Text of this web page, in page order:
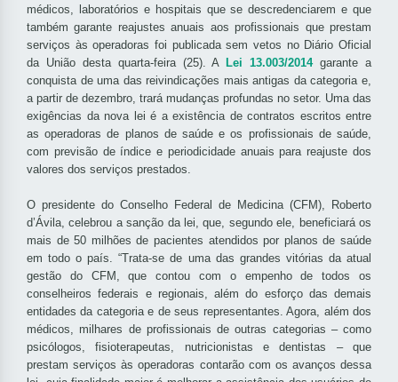
médicos, laboratórios e hospitais que se descredenciarem e que
também garante reajustes anuais aos profissionais que prestam
serviços às operadoras foi publicada sem vetos no Diário Oficial
da União desta quarta-feira (25). A Lei 13.003/2014garante a
conquista de uma das reivindicações mais antigas da categoria e,
a partir de dezembro, trará mudanças profundas no setor. Uma das
exigências da nova lei é a existência de contratos escritos entre
as operadoras de planos de saúde e os profissionais de saúde,
com previsão de índice e periodicidade anuais para reajuste dos
valores dos serviços prestados.
O presidente do Conselho Federal de Medicina (CFM), Roberto
d’Ávila, celebrou a sanção da lei, que, segundo ele, beneficiará os
mais de 50 milhões de pacientes atendidos por planos de saúde
em todo o país. “Trata-se de uma das grandes vitórias da atual
gestão do CFM, que contou com o empenho de todos os
conselheiros federais e regionais, além do esforço das demais
entidades da categoria e de seus representantes. Agora, além dos
médicos, milhares de profissionais de outras categorias – como
psicólogos, fisioterapeutas, nutricionistas e dentistas – que
prestam serviços às operadoras contarão com os avanços dessa